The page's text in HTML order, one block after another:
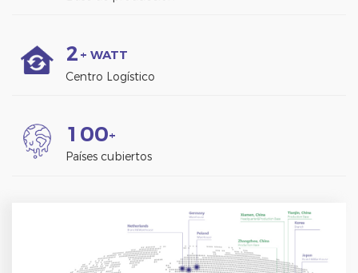
2 + WATT
Centro Logístico
1 00+
Países cubiertos